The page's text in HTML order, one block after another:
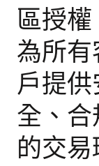
區授權
為所有
戶提供
全、合
的交